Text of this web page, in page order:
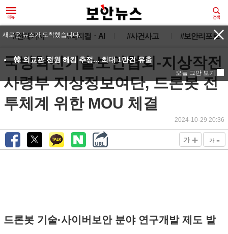
#전체기사 #피지컬ㆍAI #사건사고 #보안리포트
국방혁신기술보안협회-지상작전
사령부 지상정보여단, 드론봇 전
투체계 위한 MOU 체결
2024-10-29 20:36
가 + 가 -
드론봇 기술·사이버보안 분야 연구개발 제도 발
새로운 뉴스가 도착했습니다.
韓 외교관 전원 해킹 추정... 최대 1만건 유출
오늘 그만 보기